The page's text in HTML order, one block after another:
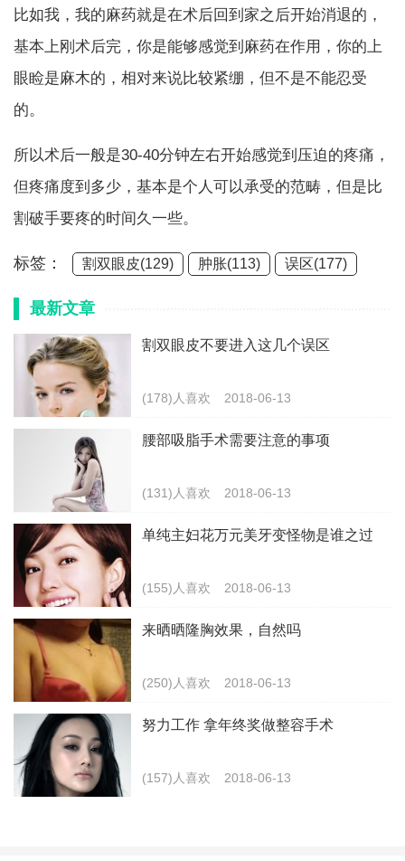
比如我，我的麻药就是在术后回到家之后开始消退的，
基本上刚术后完，你是能够感觉到麻药在作用，你的上
眼睑是麻木的，相对来说比较紧绷，但不是不能忍受
的。
所以术后一般是30-40分钟左右开始感觉到压迫的疼痛，
但疼痛度到多少，基本是个人可以承受的范畴，但是比
割破手要疼的时间久一些。
标签： 割双眼皮(129) 肿胀(113) 误区(177)
最新文章
割双眼皮不要进入这几个误区
(178)人喜欢 2018-06-13
腰部吸脂手术需要注意的事项
(131)人喜欢 2018-06-13
单纯主妇花万元美牙变怪物是谁之过
(155)人喜欢 2018-06-13
来晒晒隆胸效果，自然吗
(250)人喜欢 2018-06-13
努力工作 拿年终奖做整容手术
(157)人喜欢 2018-06-13